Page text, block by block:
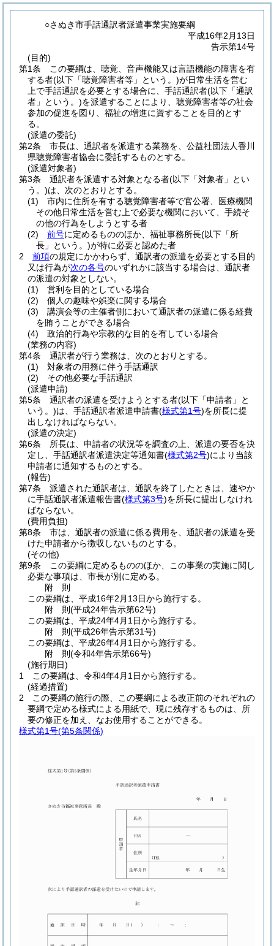
○さぬき市手話通訳者派遣事業実施要綱
平成16年2月13日
告示第14号
(目的)
第1条
この要綱は、聴覚、音声機能又は言語機能の障害を有
する者(以下「聴覚障害者等」という。)が日常生活を営む
上で手話通訳を必要とする場合に、手話通訳者(以下「通訳
者」という。)を派遣することにより、聴覚障害者等の社会
参加の促進を図り、福祉の増進に資することを目的とす
る。
(派遣の委託)
第2条
市長は、通訳者を派遣する業務を、公益社団法人香川
県聴覚障害者協会に委託するものとする。
(派遣対象者)
第3条
通訳者を派遣する対象となる者(以下「対象者」とい
う。)は、次のとおりとする。
(1)
市内に住所を有する聴覚障害者等で官公署、医療機関
その他日常生活を営む上で必要な機関において、手続そ
の他の行為をしようとする者
(2)
前号に定めるもののほか、福祉事務所長(以下「所
長」という。)が特に必要と認めた者
2
前項の規定にかかわらず、通訳者の派遣を必要とする目的
又は行為が次の各号のいずれかに該当する場合は、通訳者
の派遣の対象としない。
(1)
営利を目的としている場合
(2)
個人の趣味や娯楽に関する場合
(3)
講演会等の主催者側において通訳者の派遣に係る経費
を賄うことができる場合
(4)
政治的行為や宗教的な目的を有している場合
(業務の内容)
第4条
通訳者が行う業務は、次のとおりとする。
(1)
対象者の用務に伴う手話通訳
(2)
その他必要な手話通訳
(派遣申請)
第5条
通訳者の派遣を受けようとする者(以下「申請者」と
いう。)は、手話通訳者派遣申請書(様式第1号)を所長に提
出しなければならない。
(派遣の決定)
第6条
所長は、申請者の状況等を調査の上、派遣の要否を決
定し、手話通訳者派遣決定等通知書(様式第2号)により当該
申請者に通知するものとする。
(報告)
第7条
派遣された通訳者は、通訳を終了したときは、速やか
に手話通訳者派遣報告書(様式第3号)を所長に提出しなけれ
ばならない。
(費用負担)
第8条
市は、通訳者の派遣に係る費用を、通訳者の派遣を受
けた申請者から徴収しないものとする。
(その他)
第9条
この要綱に定めるもののほか、この事業の実施に関し
必要な事項は、市長が別に定める。
附 則
この要綱は、平成16年2月13日から施行する。
附 則(平成24年告示第62号)
この要綱は、平成24年4月1日から施行する。
附 則(平成26年告示第31号)
この要綱は、平成26年4月1日から施行する。
附 則(令和4年告示第66号)
(施行期日)
1
この要綱は、令和4年4月1日から施行する。
(経過措置)
2
この要綱の施行の際、この要綱による改正前のそれぞれの
要綱で定める様式による用紙で、現に残存するものは、所
要の修正を加え、なお使用することができる。
様式第1号(第5条関係)